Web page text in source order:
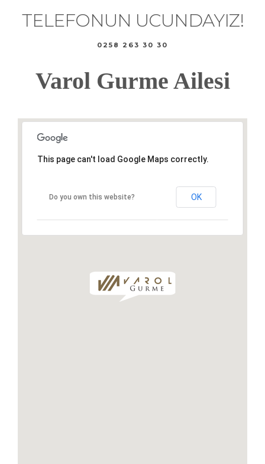
TELEFONUN UCUNDAYIZ!
0258 263 30 30
Varol Gurme Ailesi
This page can't load Google Maps correctly.
Do you own this website? OK